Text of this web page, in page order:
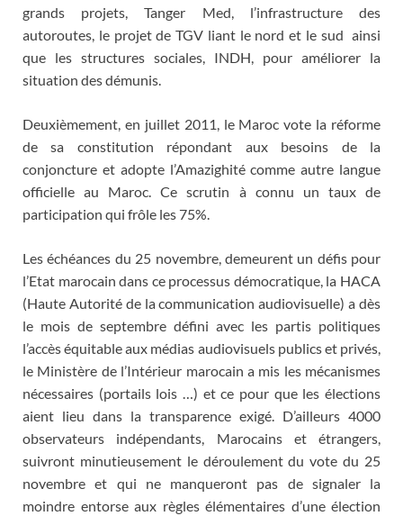
grands projets, Tanger Med, l’infrastructure des
autoroutes, le projet de TGV liant le nord et le sud ainsi
que les structures sociales, INDH, pour améliorer la
situation des démunis.
Deuxièmement, en juillet 2011, le Maroc vote la réforme
de sa constitution répondant aux besoins de la
conjoncture et adopte l’Amazighité comme autre langue
officielle au Maroc. Ce scrutin à connu un taux de
participation qui frôle les 75%.
Les échéances du 25 novembre, demeurent un défis pour
l’Etat marocain dans ce processus démocratique, la HACA
(Haute Autorité de la communication audiovisuelle) a dès
le mois de septembre défini avec les partis politiques
l’accès équitable aux médias audiovisuels publics et privés,
le Ministère de l’Intérieur marocain a mis les mécanismes
nécessaires (portails lois …) et ce pour que les élections
aient lieu dans la transparence exigé. D’ailleurs 4000
observateurs indépendants, Marocains et étrangers,
suivront minutieusement le déroulement du vote du 25
novembre et qui ne manqueront pas de signaler la
moindre entorse aux règles élémentaires d’une élection